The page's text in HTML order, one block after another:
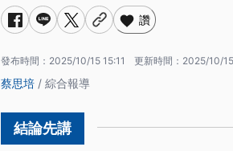
讚
發布時間： 2025/10/15 15:11 更新時間： 2025/10/
蔡思培 / 綜合報導